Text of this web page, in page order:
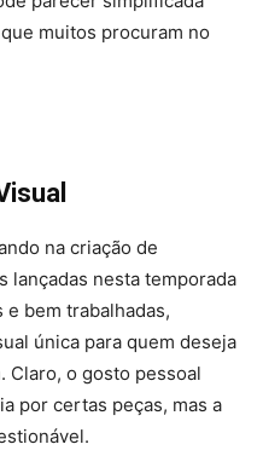
muitos procuram no
na criação de
lançadas nesta temporada
bem trabalhadas,
única para quem deseja
Claro, o gosto pessoal
por certas peças, mas a